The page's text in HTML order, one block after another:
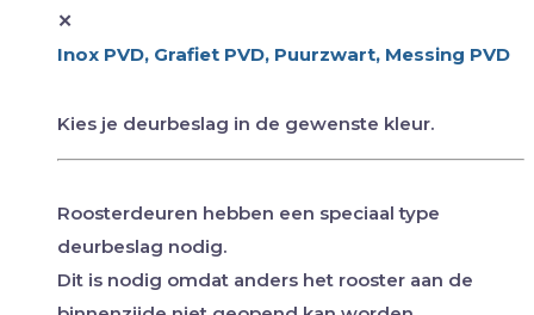
✕
Inox PVD, Grafiet PVD, Puurzwart, Messing PVD
Kies je deurbeslag in de gewenste kleur.
Roosterdeuren hebben een speciaal type
deurbeslag nodig.
Dit is nodig omdat anders het rooster aan de